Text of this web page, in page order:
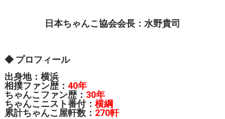
日本ちゃんこ協会会長： 水野貴司
◆ プロフィール
出身地：横浜
相撲ファン歴：40年
ちゃんこファン歴： 30年
ちゃんこニスト番付：横綱
累計ちゃんこ屋軒数： 270軒